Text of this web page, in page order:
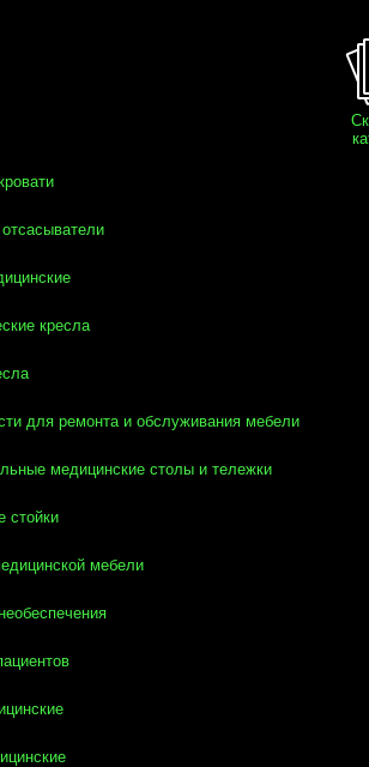
кресла
для ремонта и обслуживания мебели
медицинские столы и тележки
стойки
мебели